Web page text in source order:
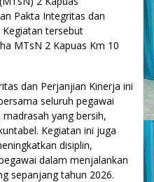
Pakta Integritas dan
tersebut
MTsN 2 Kapuas Km 10
dan Perjanjian Kinerja ini
seluruh pegawai
yang bersih,
Kegiatan ini juga
disiplin,
dalam menjalankan
sepanjang tahun 2026.